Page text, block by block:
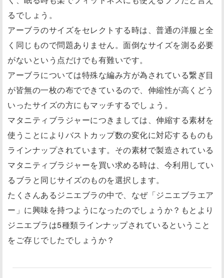
るでしょう。
アーブラのサイズをセレクトする時は、普通の洋服と全
く同じもので問題ありません。面倒なサイズを測る必要
がないという点だけでも有難いです。
アーブラについては特殊な編み方が為されている繋ぎ目
が皆無の一枚の布でできているので、伸縮性が高くどう
いったサイズの方にもマッチするでしょう。
マタニティブラジャーにつきましては、伸縮する素材を
使うことによりバストカップ数の変化に対応するものも
ラインナップされています。その素材で製造されている
マタニティブラジャーを買い求める時は、今利用してい
るブラと同じサイズのものを選択します。
たくさんあるジニエブラの中で、なぜ「ジニエブラエア
ー」に興味を持つようになったのでしょうか？もとより
ジニエブラは5種類ラインナップされているということ
をご存じでしたでしょうか？